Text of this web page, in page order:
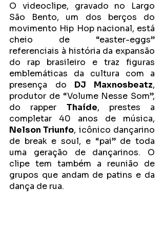
O videoclipe, gravado no Largo
São Bento, um dos berços do
movimento Hip Hop nacional, está
cheio de “easter-eggs”
referenciais à história da expansão
do rap brasileiro e traz figuras
emblemáticas da cultura com a
presença do DJ Maxnosbeatz,
produtor de “Volume Nesse Som”,
do rapper Thaíde, prestes a
Nelson Triunfo, icônico dançarino
de break e soul, e “pai” de toda
uma geração de dançarinos. O
clipe tem também a reunião de
grupos que andam de patins e da
dança de rua.